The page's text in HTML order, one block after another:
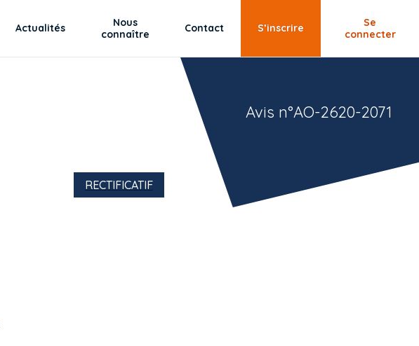
Actualités
Nous
connaître
Contact S’inscrire
Se
connecter
RECTIFICATIF
Avis n°AO-2620-2071